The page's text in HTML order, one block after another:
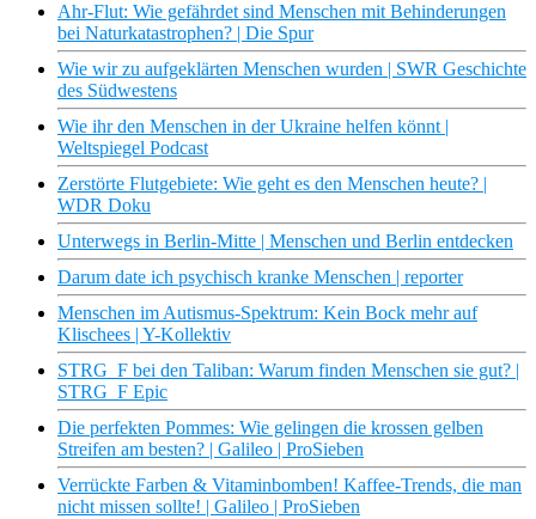
Ahr-Flut: Wie gefährdet sind Menschen mit Behinderungen
bei Naturkatastrophen? | Die Spur
Wie wir zu aufgeklärten Menschen wurden | SWR Geschichte
des Südwestens
Wie ihr den Menschen in der Ukraine helfen könnt |
Weltspiegel Podcast
Zerstörte Flutgebiete: Wie geht es den Menschen heute? |
WDR Doku
Unterwegs in Berlin-Mitte | Menschen und Berlin entdecken
Darum date ich psychisch kranke Menschen | reporter
Menschen im Autismus-Spektrum: Kein Bock mehr auf
Klischees | Y-Kollektiv
STRG_F bei den Taliban: Warum finden Menschen sie gut? |
STRG_F Epic
Die perfekten Pommes: Wie gelingen die krossen gelben
Streifen am besten? | Galileo | ProSieben
Verrückte Farben & Vitaminbomben! Kaffee-Trends, die man
nicht missen sollte! | Galileo | ProSieben